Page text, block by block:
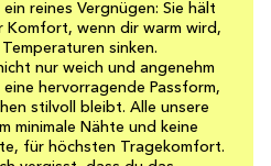
reines Vergnügen: Sie hält
wenn dir warm wird,
sinken.
nur weich und angenehm
hervorragende Passform,
stilvoll bleibt. Alle unsere
minimale Nähte und keine
für höchsten Tragekomfort.